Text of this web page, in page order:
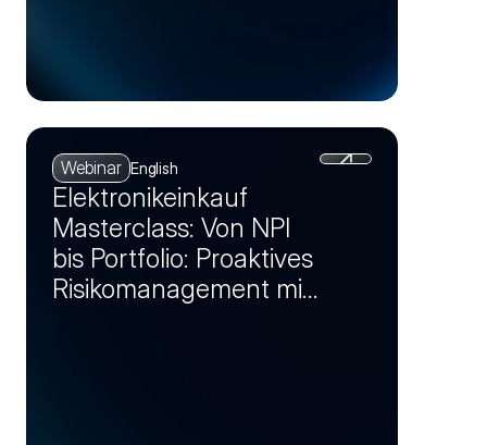
Webinar English
Elektronikeinkauf
Masterclass: Von NPI
bis Portfolio: Proaktives
Risikomanagement mit